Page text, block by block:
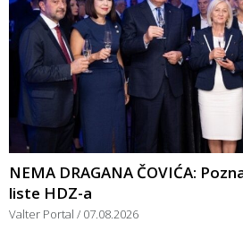
NEMA DRAGANA ČOVIĆA:
liste HDZ-a
Valter Portal 07.08.2026